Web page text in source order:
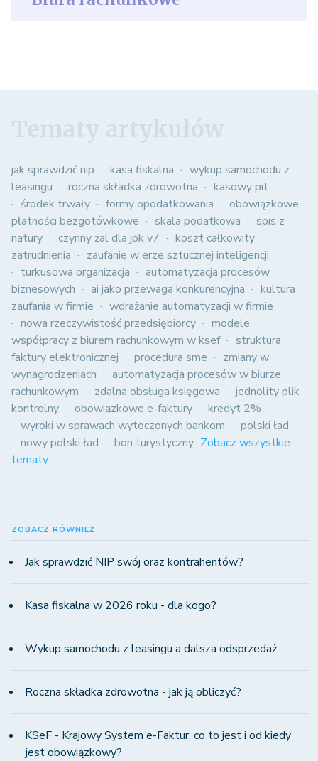
jak sprawdzić nip kasa fiskalna
wykup samochodu z
leasingu
roczna składka zdrowotna
kasowy pit
środek trwały
formy opodatkowania
obowiązkowe
płatności bezgotówkowe
skala podatkowa
spis z
natury
czynny żal dla jpk v7
koszt całkowity
zatrudnienia
zaufanie w erze sztucznej inteligencji
turkusowa organizacja
automatyzacja procesów
biznesowych
ai jako przewaga konkurencyjna
kultura
zaufania w firmie
wdrażanie automatyzacji w firmie
nowa rzeczywistość przedsiębiorcy
modele
współpracy z biurem rachunkowym w ksef
struktura
faktury elektronicznej
procedura sme
zmiany w
wynagrodzeniach
automatyzacja procesów w biurze
rachunkowym
zdalna obsługa księgowa
jednolity plik
kontrolny
obowiązkowe e-faktury
kredyt 2%
wyroki w sprawach wytoczonych bankom
polski ład
nowy polski ład
bon turystyczny Zobacz wszystkie
tematy
ZOBACZ RÓWNIEŻ
Jak sprawdzić NIP swój oraz kontrahentów?
Kasa fiskalna w 2026 roku - dla kogo?
Wykup samochodu z leasingu a dalsza odsprzedaż
Roczna składka zdrowotna - jak ją obliczyć?
KSeF - Krajowy System e-Faktur, co to jest i od kiedy
jest obowiązkowy?